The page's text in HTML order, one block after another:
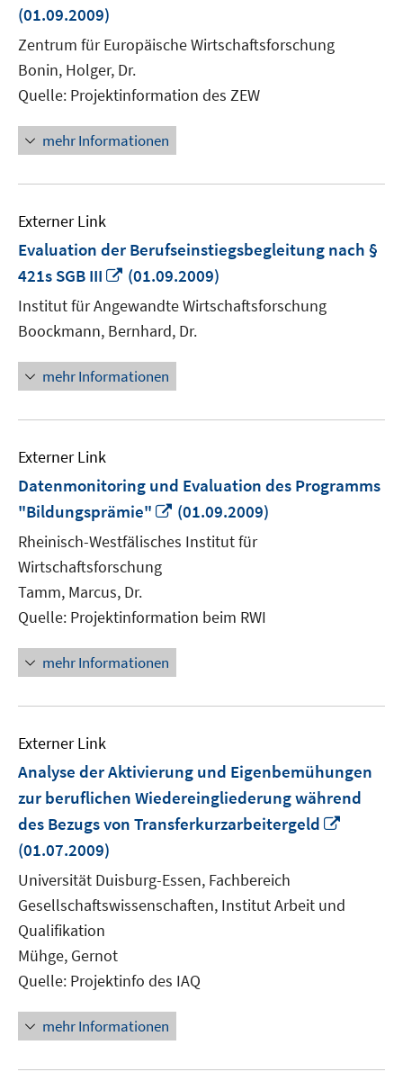
öffnen
(01.09.2009)
Zentrum für Europäische Wirtschaftsforschung
Bonin, Holger, Dr.
Quelle: Projektinformation des ZEW
mehr Informationen
Externer Link
Evaluation der Berufseinstiegsbegleitung nach §
421s SGB III
In
neuem
Fenster
öffnen
(01.09.2009)
Institut für Angewandte Wirtschaftsforschung
Boockmann, Bernhard, Dr.
mehr Informationen
Externer Link
Datenmonitoring und Evaluation des Programms
"Bildungsprämie"
In
neuem
Fenster
(01.09.2009)
Rheinisch-Westfälisches Institut für
Wirtschaftsforschung
Tamm, Marcus, Dr.
Quelle: Projektinformation beim RWI
mehr Informationen
Externer Link
Analyse der Aktivierung und Eigenbemühungen
zur beruflichen Wiedereingliederung während
des Bezugs von Transferkurzarbeitergeld
(01.07.2009)
Universität Duisburg-Essen, Fachbereich
Gesellschaftswissenschaften, Institut Arbeit und
Qualifikation
Mühge, Gernot
Quelle: Projektinfo des IAQ
mehr Informationen